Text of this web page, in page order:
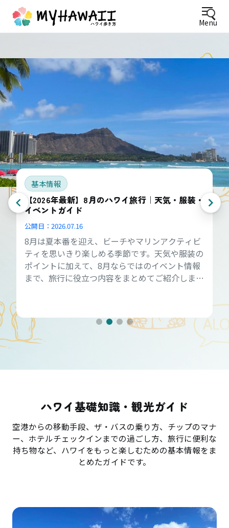
Menu
基本情報
【2026年最新】8月のハワイ旅行｜天気・服装・
イベントガイド
公開日： 2026.07.16
8月は夏本番を迎え、ビーチやマリンアクティビ
ティを思いきり楽しめる季節です。天気や服装の
ポイントに加えて、8月ならではのイベント情報
まで、旅行に役立つ内容をまとめてご紹介しま
ハワイ基礎知識・観光ガイド
空港からの移動手段、ザ・バスの乗り方、チップのマナ
ー、ホテルチェックインまでの過ごし方、旅行に便利な
持ち物など、ハワイをもっと楽しむための基本情報をま
とめたガイドです。